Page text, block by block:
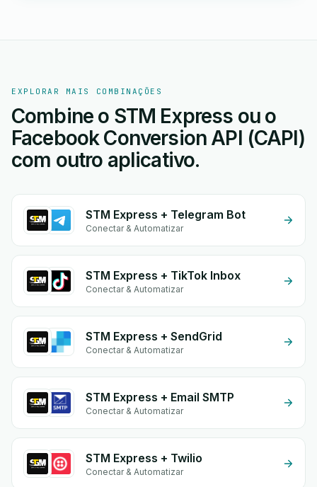
EXPLORAR MAIS COMBINAÇÕES
Combine o STM Express ou o
Facebook Conversion API (CAPI)
com outro aplicativo.
STM Express + Telegram Bot
Conectar & Automatizar
STM Express + TikTok Inbox
Conectar & Automatizar
STM Express + SendGrid
Conectar & Automatizar
STM Express + Email SMTP
Conectar & Automatizar
STM Express + Twilio
Conectar & Automatizar